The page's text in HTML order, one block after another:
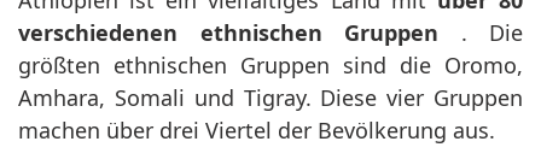
verschiedenen ethnischen Gruppen . Die
größten ethnischen Gruppen sind die Oromo,
Amhara, Somali und Tigray. Diese vier Gruppen
machen über drei Viertel der Bevölkerung aus.